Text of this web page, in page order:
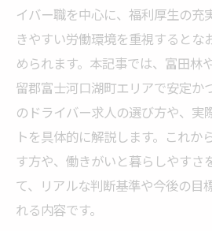
イバー職を中心に、福利厚生の充
きやすい労働環境を重視するとな
められます。本記事では、富田林
留郡富士河口湖町エリアで安定か
のドライバー求人の選び方や、実
トを具体的に解説します。これか
す方や、働きがいと暮らしやすさ
て、リアルな判断基準や今後の目
れる内容です。